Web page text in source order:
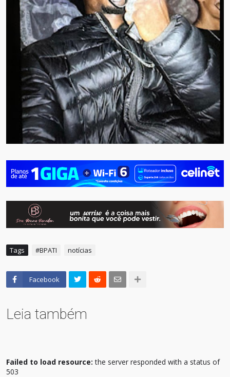
Tags #BPATI notícias
Facebook
Leia também
Failed to load resource: the server responded with a status of
503